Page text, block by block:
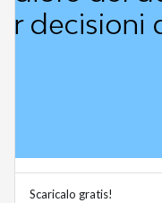
Scaricalo gratis!